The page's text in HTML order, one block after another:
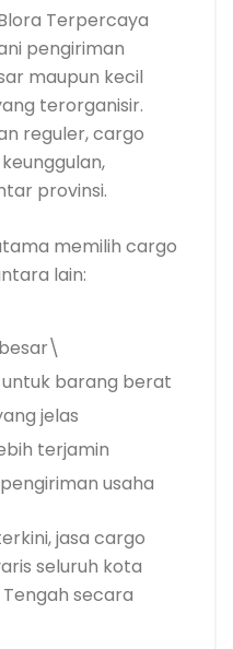
Terpercaya
pengiriman
maupun kecil
terorganisir.
reguler, cargo
provinsi.
memilih cargo
lain:
barang berat
jelas
terjamin
usaha
jasa cargo
seluruh kota
secara